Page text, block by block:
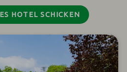
HOTEL SCHICKEN